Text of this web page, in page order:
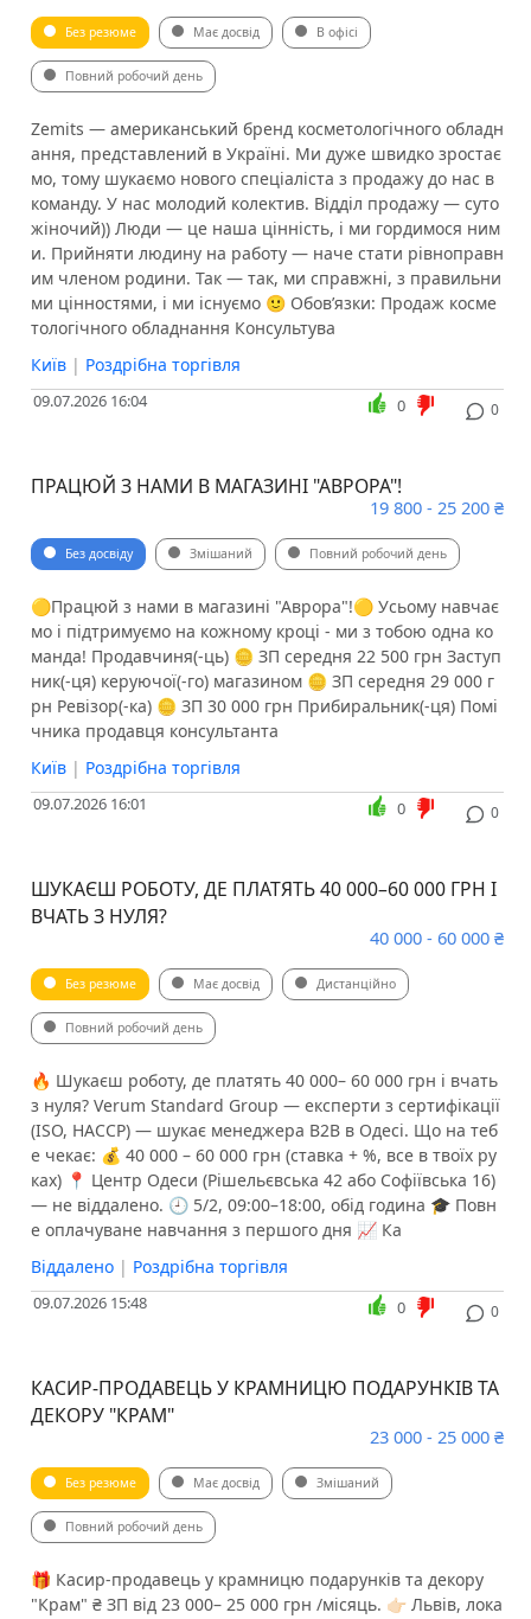
Без резюме Має досвід В офісі
Повний робочий день
Zemits — американський бренд косметологічного обладн
ання, представлений в Україні. Ми дуже швидко зростає
мо, тому шукаємо нового спеціаліста з продажу до нас в
команду. У нас молодий колектив. Відділ продажу — суто
жіночий)) Люди — це наша цінність, і ми гордимося ним
и. Прийняти людину на работу — наче стати рівноправн
им членом родини. Так — так, ми справжні, з правильни
ми цінностями, і ми існуємо 🙂 ️Обов’язки: ️Продаж косме
тологічного обладнання ️Консультува
Київ | Роздрібна торгівля
09.07.2026 16:04 0
0
ПРАЦЮЙ З НАМИ В МАГАЗИНІ "АВРОРА"!
19 800 - 25 200 ₴
Без досвіду Змішаний Повний робочий день
🟡Працюй з нами в магазині "Аврора"!🟡 Усьому навчає
мо і підтримуємо на кожному кроці - ми з тобою одна ко
манда! Продавчиня(-ць) 🪙 ЗП середня 22 500 грн Заступ
ник(-ця) керуючої(-го) магазином 🪙 ЗП середня 29 000 г
рн Ревізор(-ка) 🪙 ЗП 30 000 грн Прибиральник(-ця) Помі
чника продавця консультанта
Київ | Роздрібна торгівля
09.07.2026 16:01 0
0
ШУКАЄШ РОБОТУ, ДЕ ПЛАТЯТЬ 40 000–60 000 ГРН І
ВЧАТЬ З НУЛЯ?
40 000 - 60 000 ₴
Без резюме Має досвід Дистанційно
Повний робочий день
🔥 Шукаєш роботу, де платять 40 000– 60 000 грн і вчать
з нуля? Verum Standard Group — експерти з сертифікації
(ISO, HACCP) — шукає менеджера B2B в Одесі. Що на теб
е чекає: 💰 40 000 – 60 000 грн (ставка + %, все в твоїх ру
ках) 📍 Центр Одеси (Рішельєвська 42 або Софіївська 16)
— не віддалено. 🕘 5/2, 09:00–18:00, обід година 🎓 Повн
е оплачуване навчання з першого дня 📈 Ка
Віддалено | Роздрібна торгівля
09.07.2026 15:48 0
0
КАСИР-ПРОДАВЕЦЬ У КРАМНИЦЮ ПОДАРУНКІВ ТА
ДЕКОРУ "КРАМ"
23 000 - 25 000 ₴
Без резюме Має досвід Змішаний
Повний робочий день
🎁 Касир-продавець у крамницю подарунків та декору
"Крам" ₴ ЗП від 23 000– 25 000 грн /місяць. 👉🏻 Львів, лока